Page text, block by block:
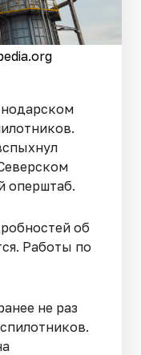
оперштаб.
об
Работы по
не раз